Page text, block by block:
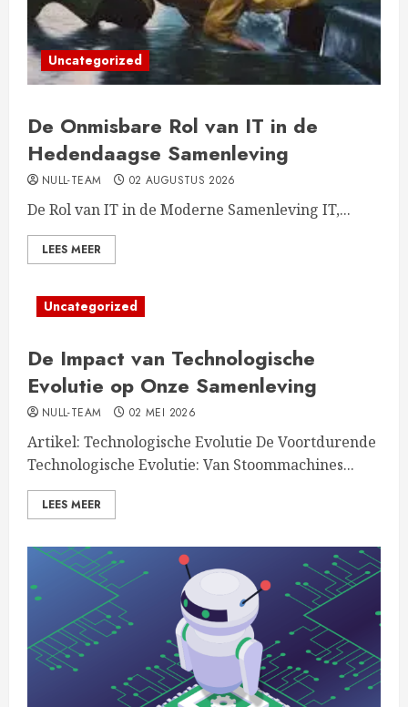
Uncategorized
De Onmisbare Rol van IT in de
Hedendaagse Samenleving
NULL-TEAM 02 AUGUSTUS 2026
De Rol van IT in de Moderne Samenleving IT,...
LEES MEER
Uncategorized
De Impact van Technologische
Evolutie op Onze Samenleving
NULL-TEAM 02 MEI 2026
Artikel: Technologische Evolutie De Voortdurende
Technologische Evolutie: Van Stoommachines...
LEES MEER